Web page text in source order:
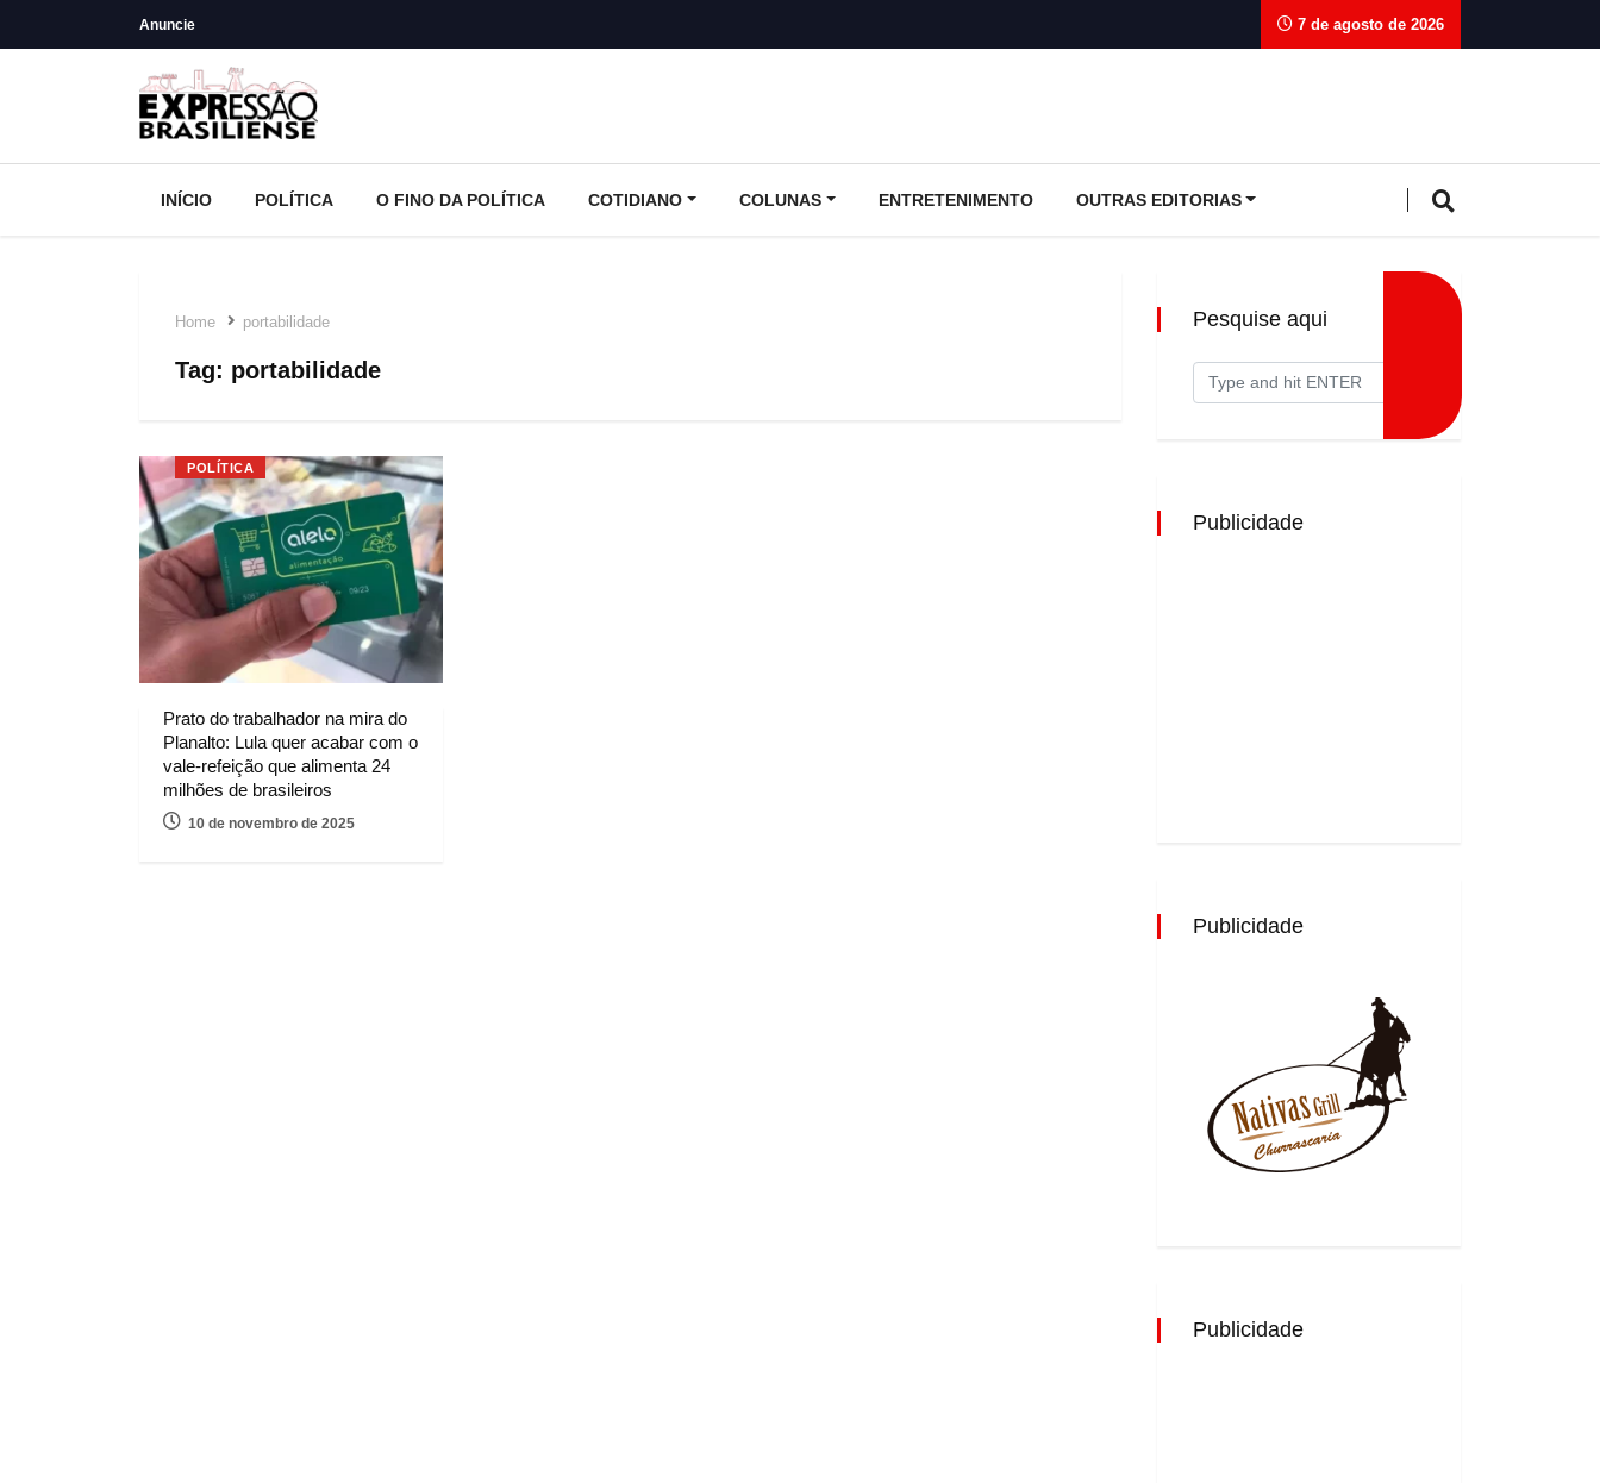
Anuncie 7 de agosto de 2026
INÍCIO POLÍTICA O FINO DA POLÍTICA COTIDIANO COLUNAS ENTRETENIMENTO OUTRAS EDITORIAS
Home portabilidade
Tag: portabilidade
POLÍTICA
Prato do trabalhador na mira do
Planalto: Lula quer acabar com o
vale-refeição que alimenta 24
milhões de brasileiros
10 de novembro de 2025
Pesquise aqui
Publicidade
Publicidade
Publicidade